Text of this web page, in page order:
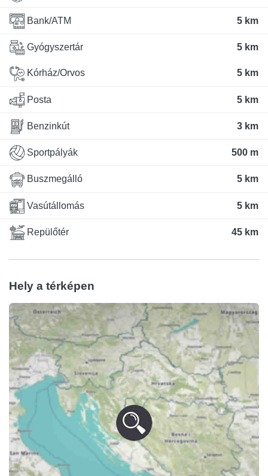
Bank/ATM 5 km
Gyógyszertár 5 km
Kórház/Orvos 5 km
Posta 5 km
Benzinkút 3 km
Sportpályák 500 m
Buszmegálló 5 km
Vasútállomás 5 km
Repülőtér 45 km
Hely a térképen